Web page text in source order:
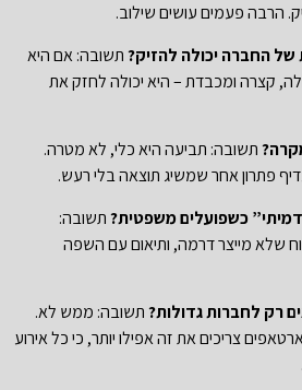
הרבה פעמים עושים שילוב.
החברה יכולה להזיק?תשובה: אם היא
קצרה ומכבדת – היא יכולה לחזק את
תשובה: תביעה היא כלי, לא מטרה.
פתרון אחר שמשיג תוצאה בלי רעש.
כשפועלים משפטית?תשובה:
שלא מייצר דרמה, ותיאום עם השפה
רק לחברות גדולות?תשובה: ממש לא.
צריכים את זה אפילו יותר, כי כל אירוע